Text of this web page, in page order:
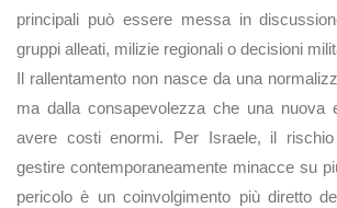
principali può essere messa in
gruppi alleati, milizie regionali o decisioni
Il rallentamento non nasce da una
ma dalla consapevolezza che una nuova
avere costi enormi. Per Israele, il
gestire contemporaneamente minacce su
pericolo è un coinvolgimento più diretto